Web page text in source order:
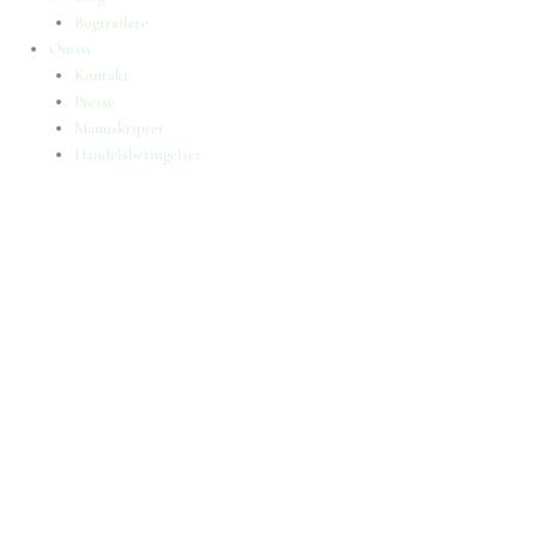
Bogtrailere
Om os
Kontakt
Presse
Manuskripter
Handelsbetingelser